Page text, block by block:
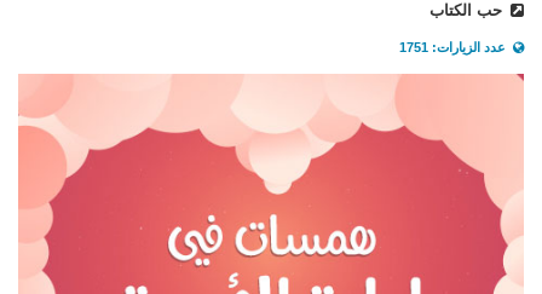
حب الكتاب
عدد الزيارات: 1751